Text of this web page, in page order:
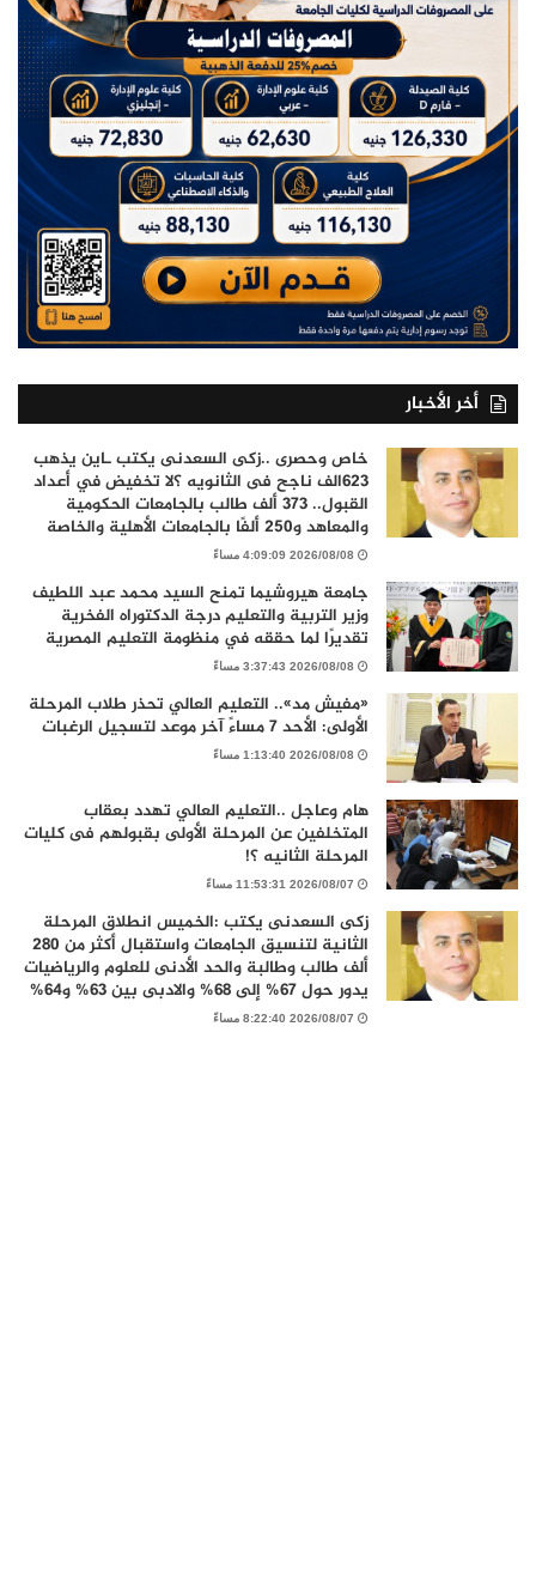
أخر الأخبار
خاص وحصرى ..زكى السعدنى يكتب ـاين يذهب
٦٢٣الف ناجح فى الثانويه ؟لا تخفيض في أعداد
القبول.. 373 ألف طالب بالجامعات الحكومية
والمعاهد و250 ألفًا بالجامعات الأهلية والخاصة
2026/08/08 4:09:09 مساءً
جامعة هيروشيما تمنح السيد محمد عبد اللطيف
وزير التربية والتعليم درجة الدكتوراه الفخرية
تقديرًا لما حققه في منظومة التعليم المصرية
2026/08/08 3:37:43 مساءً
«مفيش مد».. التعليم العالي تحذر طلاب المرحلة
الأولى: الأحد 7 مساءً آخر موعد لتسجيل الرغبات
2026/08/08 1:13:40 مساءً
هام وعاجل ..التعليم العالي تهدد بعقاب
المتخلفين عن المرحلة الأولى بقبولهم فى كليات
المرحلة الثانيه ؟!
2026/08/07 11:53:31 مساءً
زكى السعدنى يكتب :الخميس انطلاق المرحلة
الثانية لتنسيق الجامعات واستقبال أكثر من 280
ألف طالب وطالبة والحد الأدنى للعلوم والرياضيات
يدور حول 67% إلى 68% والادبى بين 63% و64%
2026/08/07 8:22:40 مساءً